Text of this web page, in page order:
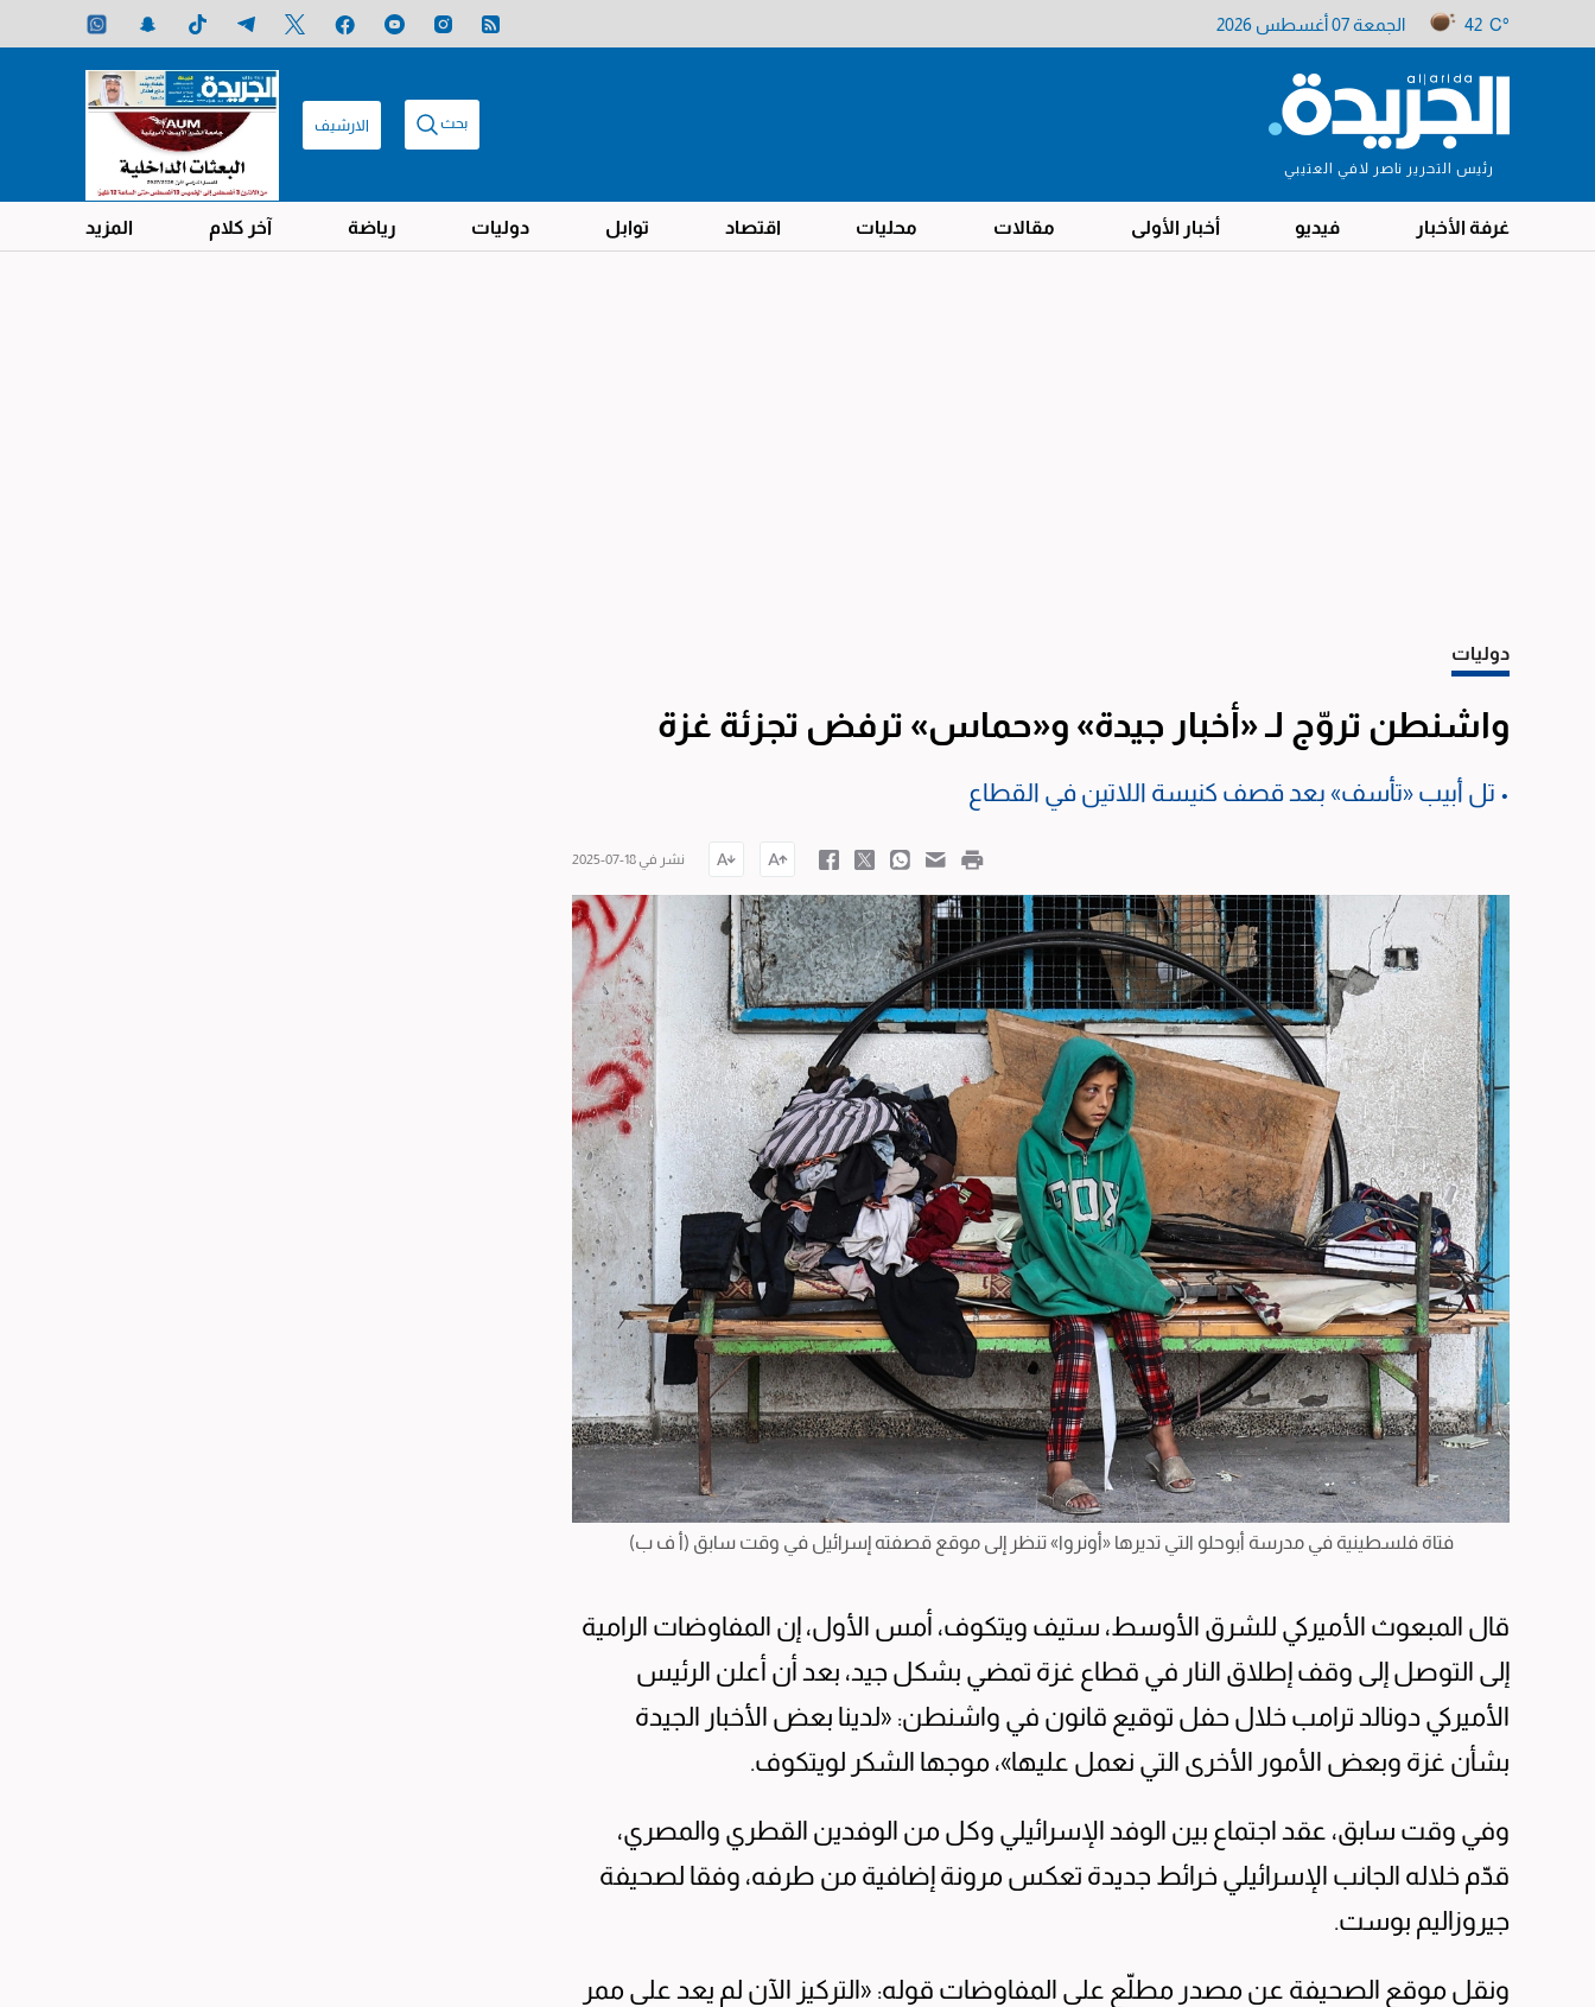
42 C° الجمعة 07 أغسطس 2026
رئيس التحرير ناصر لافي العتيبي
بحث الارشيف
غرفة الأخبار فيديو أخبار الأولى مقالات محليات اقتصاد توابل دوليات رياضة آخر كلام المزيد
دوليات
واشنطن تروّج لـ «أخبار جيدة» و«حماس» ترفض تجزئة غزة
• تل أبيب «تأسف» بعد قصف كنيسة اللاتين في القطاع
نشر في 18-07-2025
فتاة فلسطينية في مدرسة أبوحلو التي تديرها «أونروا» تنظر إلى موقع قصفته إسرائيل في وقت سابق (أ ف ب)
قال المبعوث الأميركي للشرق الأوسط، ستيف ويتكوف، أمس الأول، إن المفاوضات الرامية
إلى التوصل إلى وقف إطلاق النار في قطاع غزة تمضي بشكل جيد، بعد أن أعلن الرئيس
الأميركي دونالد ترامب خلال حفل توقيع قانون في واشنطن: «لدينا بعض الأخبار الجيدة
بشأن غزة وبعض الأمور الأخرى التي نعمل عليها»، موجها الشكر لويتكوف.
وفي وقت سابق، عقد اجتماع بين الوفد الإسرائيلي وكل من الوفدين القطري والمصري،
قدّم خلاله الجانب الإسرائيلي خرائط جديدة تعكس مرونة إضافية من طرفه، وفقا لصحيفة
جيروزاليم بوست.
ونقل موقع الصحيفة عن مصدر مطلّع على المفاوضات قوله: «التركيز الآن لم يعد على ممر